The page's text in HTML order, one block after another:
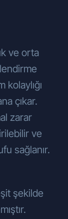
ve orta
çıkar.
zarar
ve
sağlanır.
şekilde